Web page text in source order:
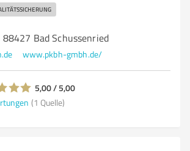
Bad Schussenried
www.pkbh-gmbh.de/
5,00 / 5,00
(1 Quelle)